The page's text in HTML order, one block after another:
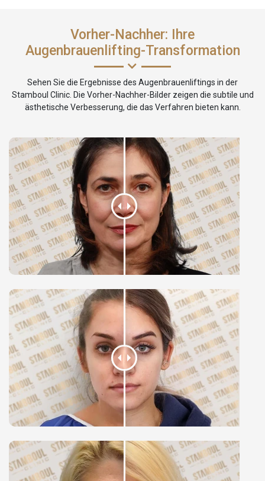
Vorher-Nachher: Ihre
Augenbrauenlifting-Transformation
Sehen Sie die Ergebnisse des Augenbrauenliftings in der
Stamboul Clinic. Die Vorher-Nachher-Bilder zeigen die subtile und
ästhetische Verbesserung, die das Verfahren bieten kann.